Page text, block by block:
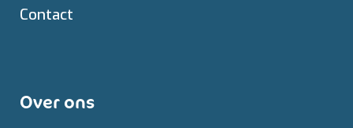
Contact
Over ons